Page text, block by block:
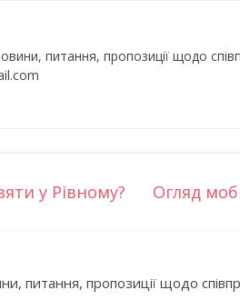
питання, пропозиції щодо
у Рівному? Огляд
питання, пропозиції щодо
Януш